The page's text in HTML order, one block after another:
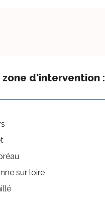
d'intervention :
sur loire